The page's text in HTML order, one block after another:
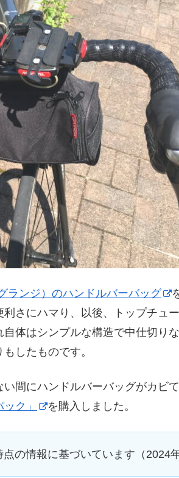
ランジ）のハンドルバーバッグ
さにハマり、以後、トップチュ
体はシンプルな構造で中仕切り
したものです。
間にハンドルバーバッグがカビ
ク」 を購入しました。
の情報に基づいています（2024